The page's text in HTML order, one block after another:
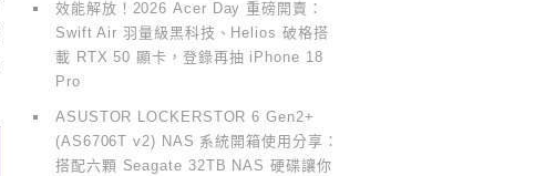
效能解放！2026 Acer Day 重磅開賣：
Swift Air 羽量級黑科技、Helios 破格搭
載 RTX 50 顯卡，登錄再抽 iPhone 18
Pro
ASUSTOR LOCKERSTOR 6 Gen2+
(AS6706T v2) NAS 系統開箱使用分享：
搭配六顆 Seagate 32TB NAS 硬碟讓你